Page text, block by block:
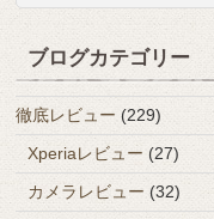
ブログカテゴリー
徹底レビュー (229)
Xperiaレビュー (27)
カメラレビュー (32)